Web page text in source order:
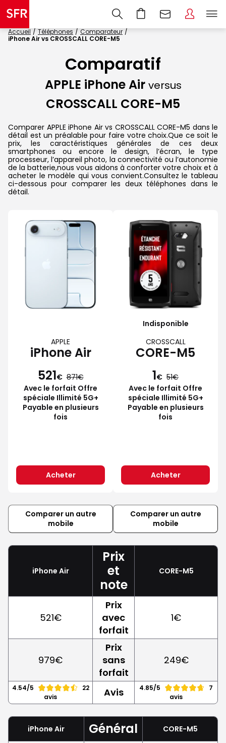
Accueil Téléphones
Comparateur
iPhone Air vs CROSSCALL CORE-M5
Comparatif
APPLE iPhone Air versus
CROSSCALL CORE-M5
Comparer APPLE iPhone Air vs CROSSCALL CORE-M5 dans le
détail est un préalable pour faire votre choix.Que ce soit le
prix, les caractéristiques générales de ces deux
smartphones ou encore le design, l’écran, le type
processeur, l’appareil photo, la connectivité ou l’autonomie
de la batterie,nous vous aidons à conforter votre choix et à
acheter le modèle qui vous convient.Consultez le tableau
ci-dessous pour comparer les deux téléphones dans le
détail.
APPLE
iPhone Air
521€ 871
Avec le forfait Offre
spéciale Illimité 5G+
Payable en plusieurs
fois
Acheter
Indisponible
CROSSCALL
CORE-M5
1€ 51
Avec le forfait Offre
spéciale Illimité 5G+
Payable en plusieurs
fois
Acheter
Comparer un autre
mobile
Comparer un autre
mobile
iPhone Air
Prix
et
note
CORE-M5
521€
Prix
avec
forfait
1€
979€
Prix
sans
forfait
249€
4.54/5
22
avis
Avis 4.85/5
7
avis
iPhone Air Général CORE-M5